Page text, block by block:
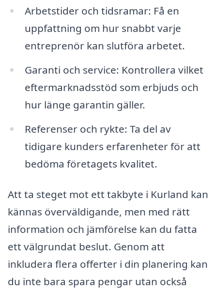
Arbetstider och tidsramar: Få en
uppfattning om hur snabbt varje
entreprenör kan slutföra arbetet.
Garanti och service: Kontrollera vilket
eftermarknadsstöd som erbjuds och
hur länge garantin gäller.
Referenser och rykte: Ta del av
tidigare kunders erfarenheter för att
bedöma företagets kvalitet.
Att ta steget mot ett takbyte i Kurland kan
kännas överväldigande, men med rätt
information och jämförelse kan du fatta
ett välgrundat beslut. Genom att
inkludera flera offerter i din planering kan
du inte bara spara pengar utan också